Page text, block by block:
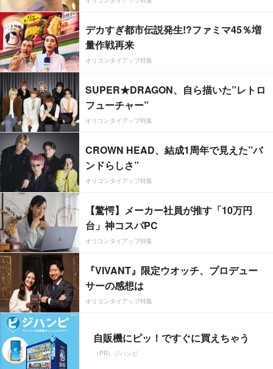
デカすぎ都市伝説発生!?ファミマ45％増
量作戦再来
オリコンタイアップ特集
SUPER★DRAGON、自ら描いた”レトロ
フューチャー”
オリコンタイアップ特集
CROWN HEAD、結成1周年で見えた”バ
ンドらしさ”
オリコンタイアップ特集
【驚愕】メーカー社員が推す「10万円
台」神コスパPC
オリコンタイアップ特集
『VIVANT』限定ウオッチ、プロデュー
サーの感想は
オリコンタイアップ特集
自販機にピッ！ですぐに買えちゃう
（PR）ジハンピ